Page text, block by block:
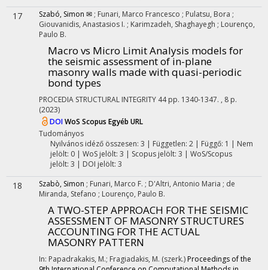
17 Szabó, Simon ✉ ; Funari, Marco Francesco ; Pulatsu, Bora ;
Giouvanidis, Anastasios I. ; Karimzadeh, Shaghayegh ; Lourenço,
Paulo B.
Macro vs Micro Limit Analysis models for
the seismic assessment of in-plane
masonry walls made with quasi-periodic
bond types
PROCEDIA STRUCTURAL INTEGRITY 44 pp. 1340-1347. , 8 p.
(2023)
DOIWoS Scopus Egyéb URL
Tudományos
Nyilvános idéző összesen: 3 | Független: 2 | Függő: 1 | Nem
jelölt: 0 | WoS jelölt: 3 | Scopus jelölt: 3 | WoS/Scopus
jelölt: 3 | DOI jelölt: 3
18 Szabò, Simon ; Funari, Marco F. ; D'Altri, Antonio Maria ; de
Miranda, Stefano ; Lourenço, Paulo B.
A TWO-STEP APPROACH FOR THE SEISMIC
ASSESSMENT OF MASONRY STRUCTURES
ACCOUNTING FOR THE ACTUAL
MASONRY PATTERN
In: Papadrakakis, M.; Fragiadakis, M. (szerk.) Proceedings of the